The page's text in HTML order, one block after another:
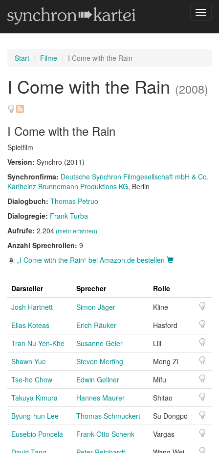
Start Filme I Come with the Rain
I Come with the Rain (2008)
I Come with the Rain
Spielfilm
Version: Synchro (2011)
Synchronfirma: Deutsche Synchron Filmgesellschaft mbH & Co.
Karlheinz Brunnemann Produktions KG, Berlin
Dialogbuch: Thomas Petruo
Dialogregie: Frank Turba
Aufrufe: 2.204(mehr erfahren)
Anzahl Sprechrollen: 9
„I Come with the Rain“ bei Amazon.de bestellen
Darsteller Sprecher
Rolle
Josh Hartnett
Simon Jäger
Kline
Elias Koteas
Erich Räuker
Hasford
Tran Nu Yen-Khe
Susanne Geier
Lili
Shawn Yue
Steven Merting
Meng Zi
Tse-ho Chow
Edwin Gellner
Mifu
Takuya Kimura
Hannes Maurer
Shitao
Byung-hun Lee
Thomas Schmuckert
Su Dongpo
Eusebio Poncela
Frank-Otto Schenk
Vargas